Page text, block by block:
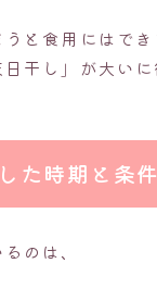
と食用にはで
干し」が大いに
た時期と条件
のは、